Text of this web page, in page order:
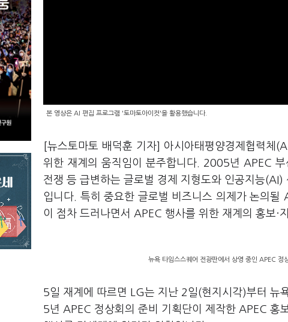
본 영상은 AI 편집 프로그램 '토마토아이컷'을 활용했습니다.
[뉴스토마토 배덕훈 기자] 아시아태평양경제협력체
위한 재계의 움직임이 분주합니다. 2005년 APEC 부
전쟁 등 급변하는 글로벌 경제 지형도와 인공지능(AI)
입니다
특히 중요한 글로벌 비즈니스 의제가 논의될
이 점차 드러나면서 APEC 행사를 위한 재계의 홍보·
뉴욕 타임스스퀘어 전광판에서 상영 중인 APEC 정
5일 재계에 따르면 LG는 지난 2일(현지시각)부터 뉴
5년 APEC 정상회의 준비 기획단이 제작한 APEC 홍